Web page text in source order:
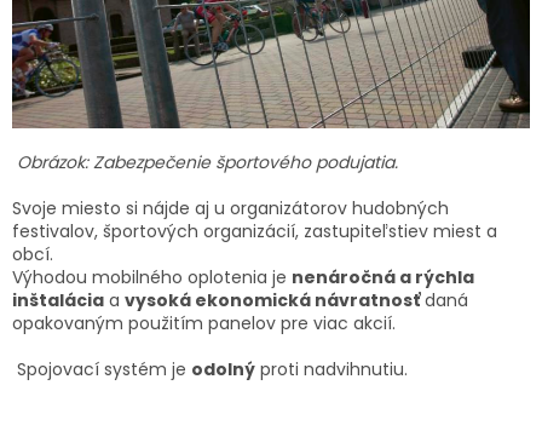
Obrázok: Zabezpečenie športového podujatia.
Svoje miesto si nájde aj u organizátorov hudobných
festivalov, športových organizácií, zastupiteľstiev miest a
obcí.
Výhodou mobilného oplotenia je nenáročná a rýchla
inštalácia a vysoká ekonomická návratnosťdaná
opakovaným použitím panelov pre viac akcií.
Spojovací systém je odolný proti nadvihnutiu.